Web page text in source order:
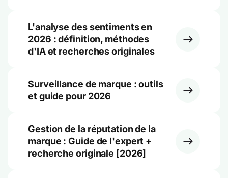
L'analyse des sentiments en
2026 : définition, méthodes
d'IA et recherches originales
Surveillance de marque : outils
et guide pour 2026
Gestion de la réputation de la
marque : Guide de l'expert +
recherche originale [2026]